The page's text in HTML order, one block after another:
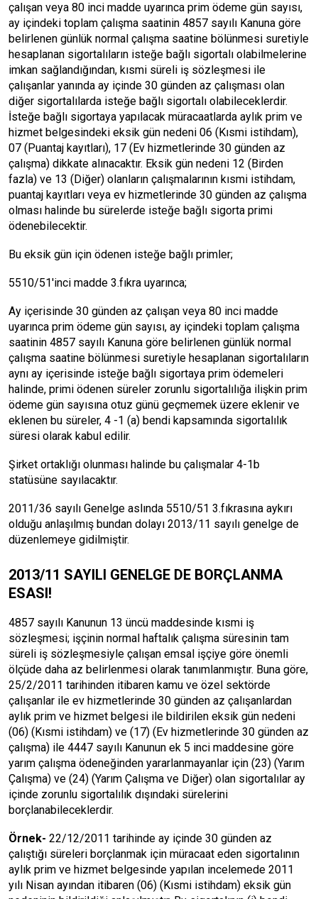
çalışan veya 80 inci madde uyarınca prim ödeme gün sayısı,
ay içindeki toplam çalışma saatinin 4857 sayılı Kanuna göre
belirlenen günlük normal çalışma saatine bölünmesi suretiyle
hesaplanan sigortalıların isteğe bağlı sigortalı olabilmelerine
imkan sağlandığından, kısmi süreli iş sözleşmesi ile
çalışanlar yanında ay içinde 30 günden az çalışması olan
diğer sigortalılarda isteğe bağlı sigortalı olabileceklerdir.
İsteğe bağlı sigortaya yapılacak müracaatlarda aylık prim ve
hizmet belgesindeki eksik gün nedeni 06 (Kısmi istihdam),
07 (Puantaj kayıtları), 17 (Ev hizmetlerinde 30 günden az
çalışma) dikkate alınacaktır. Eksik gün nedeni 12 (Birden
fazla) ve 13 (Diğer) olanların çalışmalarının kısmi istihdam,
puantaj kayıtları veya ev hizmetlerinde 30 günden az çalışma
olması halinde bu sürelerde isteğe bağlı sigorta primi
ödenebilecektir.
Bu eksik gün için ödenen isteğe bağlı primler;
5510/51'inci madde 3.fıkra uyarınca;
Ay içerisinde 30 günden az çalışan veya 80 inci madde
uyarınca prim ödeme gün sayısı, ay içindeki toplam çalışma
saatinin 4857 sayılı Kanuna göre belirlenen günlük normal
çalışma saatine bölünmesi suretiyle hesaplanan sigortalıların
aynı ay içerisinde isteğe bağlı sigortaya prim ödemeleri
halinde, primi ödenen süreler zorunlu sigortalılığa ilişkin prim
ödeme gün sayısına otuz günü geçmemek üzere eklenir ve
eklenen bu süreler, 4 -1 (a) bendi kapsamında sigortalılık
süresi olarak kabul edilir.
Şirket ortaklığı olunması halinde bu çalışmalar 4-1b
statüsüne sayılacaktır.
2011/36 sayılı Genelge aslında 5510/51 3.fıkrasına aykırı
olduğu anlaşılmış bundan dolayı 2013/11 sayılı genelge de
düzenlemeye gidilmiştir.
2013/11 SAYILI GENELGE DE BORÇLANMA
ESASI!
4857 sayılı Kanunun 13 üncü maddesinde kısmi iş
sözleşmesi; işçinin normal haftalık çalışma süresinin tam
süreli iş sözleşmesiyle çalışan emsal işçiye göre önemli
ölçüde daha az belirlenmesi olarak tanımlanmıştır. Buna göre,
25/2/2011 tarihinden itibaren kamu ve özel sektörde
çalışanlar ile ev hizmetlerinde 30 günden az çalışanlardan
aylık prim ve hizmet belgesi ile bildirilen eksik gün nedeni
(06) (Kısmi istihdam) ve (17) (Ev hizmetlerinde 30 günden az
çalışma) ile 4447 sayılı Kanunun ek 5 inci maddesine göre
yarım çalışma ödeneğinden yararlanmayanlar için (23) (Yarım
Çalışma) ve (24) (Yarım Çalışma ve Diğer) olan sigortalılar ay
içinde zorunlu sigortalılık dışındaki sürelerini
borçlanabileceklerdir.
Örnek- 22/12/2011 tarihinde ay içinde 30 günden az
çalıştığı süreleri borçlanmak için müracaat eden sigortalının
aylık prim ve hizmet belgesinde yapılan incelemede 2011
yılı Nisan ayından itibaren (06) (Kısmi istihdam) eksik gün